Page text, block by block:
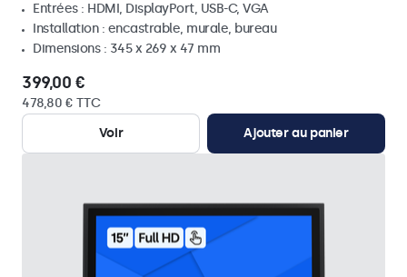
Entrées : HDMI, DisplayPort, USB-C, VGA
Installation : encastrable, murale, bureau
Dimensions : 345 x 269 x 47 mm
399,00 €
478,80 € TTC
Voir
Ajouter au panier